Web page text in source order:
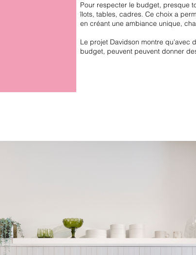
Pour respecter le budget, presque
îlots, tables, cadres. Ce choix a
en créant une ambiance unique,
Le projet Davidson montre qu’avec
budget, peuvent peuvent donner